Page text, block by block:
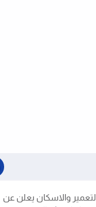
والاسكان يعلن عن